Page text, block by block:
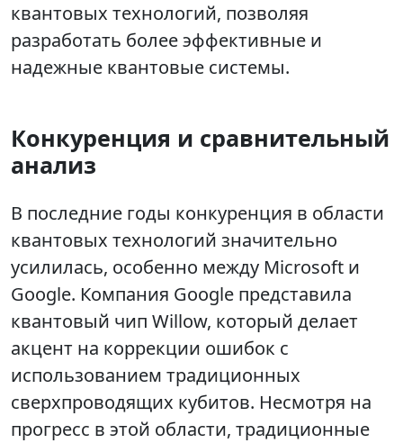
квантовых технологий, позволяя
разработать более эффективные и
надежные квантовые системы.
Конкуренция и сравнительный
анализ
В последние годы конкуренция в области
квантовых технологий значительно
усилилась, особенно между Microsoft и
Google. Компания Google представила
квантовый чип Willow, который делает
акцент на коррекции ошибок с
использованием традиционных
сверхпроводящих кубитов. Несмотря на
прогресс в этой области, традиционные